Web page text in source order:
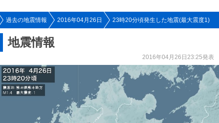
過去の地震情報 2016年04月26日 23時20分頃発生した地震(最大震度1)
地震情報
2016年04月26日23:25発表